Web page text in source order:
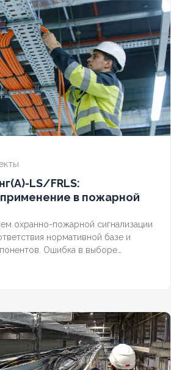
LS/FRLS:
в пожарной
охранно-пожарной сигнализации
нормативной базе и
Ошибка в выборе
ложным срабатываниям из-за
задачи пожарной автоматики.